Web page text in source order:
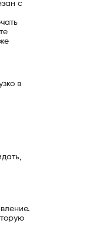
с
в